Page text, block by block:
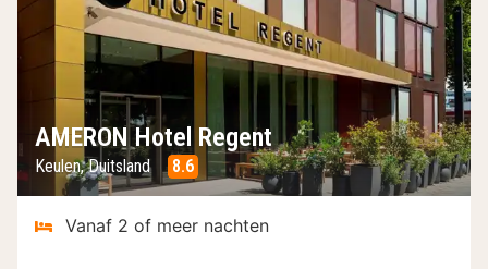
AMERON Hotel Regent
Keulen, Duitsland 8.6
Vanaf 2 of meer nachten